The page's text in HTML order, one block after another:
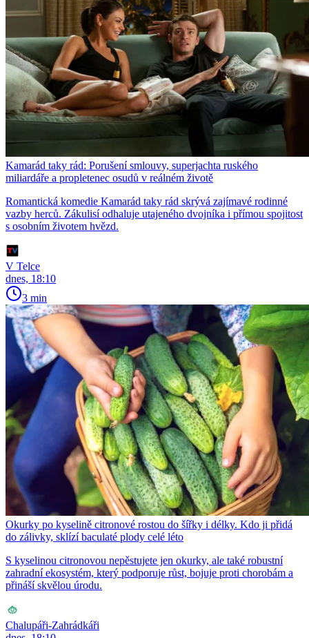
Kamarád taky rád: Porušení smlouvy, superjachta ruského
miliardáře a propletenec osudů v reálném životě
Romantická komedie Kamarád taky rád skrývá zajímavé rodinné
vazby herců. Zákulisí odhaluje utajeného dvojníka i přímou spojitost
s osobním životem hvězd.
V Telce
dnes, 18:10
3 min
Okurky po kyselině citronové rostou do šířky i délky. Kdo ji přidá
do zálivky, sklízí baculaté plody celé léto
S kyselinou citronovou nepěstujete jen okurky, ale také robustní
zahradní ekosystém, který podporuje růst, bojuje proti chorobám a
přináší skvělou úrodu.
Chalupáři-Zahrádkáři